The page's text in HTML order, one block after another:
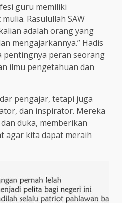
guru memiliki
Rasulullah SAW
adalah orang yang
mengajarkannya.” Hadis
pentingnya peran seorang
ilmu pengetahuan dan
pengajar, tetapi juga
dan inspirator. Mereka
duka, memberikan
agar kita dapat meraih